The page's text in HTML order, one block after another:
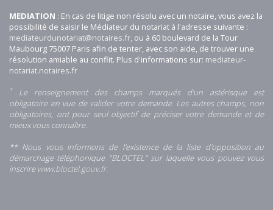
MEDIATION : En cas de litige non résolu avec un notaire, vous avez la
possibilité de saisir le Médiateur du notariat à l'adresse suivante :
mediateurdunotariat@notaires.fr, ou à 60 boulevard de la Tour
Maubourg 75007 Paris afin de tenter, avec son aide, de trouver une
résolution amiable au conflit. Plus d'informations sur: mediateur-
notariat.notaires.fr
*Le renseignement des champs marqués d'un astérisque est
obligatoire en vue de valider votre demande. Les autres champs, non
obligatoires, ont pour seul objectif de préciser votre demande et de
mieux vous connaître.
** Nous vous informons de l'existence de la liste d'opposition au
démarchage téléphonique "BLOCTEL" sur laquelle vous pouvez vous
inscrire www.bloctel.gouv.fr.